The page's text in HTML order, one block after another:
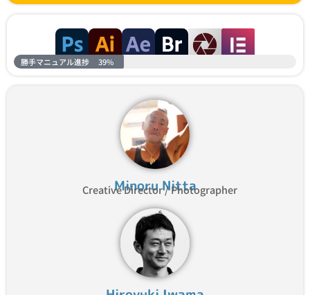
勝手マニュアル進捗 39%
Minoru Nitta
Creative Director / Photographer